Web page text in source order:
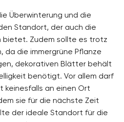
Überwinterung und die
Standort, der auch die
bietet. Zudem sollte es trotz
da die immergrüne Pflanze
dekorativen Blätter behält
benötigt. Vor allem darf
keinesfalls an einen Ort
sie für die nächste Zeit
der ideale Standort für die